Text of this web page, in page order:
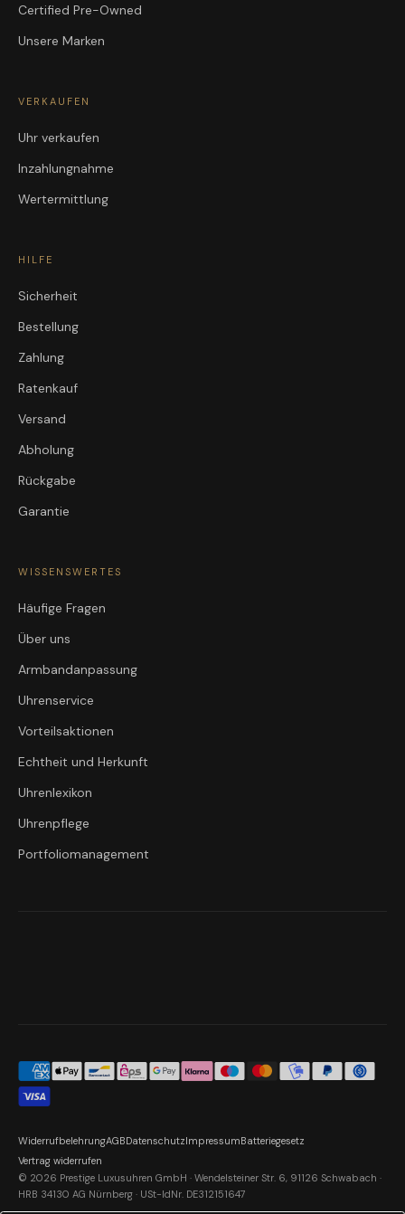
Certified Pre-Owned
Unsere Marken
VERKAUFEN
Uhr verkaufen
Inzahlungnahme
Wertermittlung
HILFE
Sicherheit
Bestellung
Zahlung
Ratenkauf
Versand
Abholung
Rückgabe
Garantie
WISSENSWERTES
Häufige Fragen
Über uns
Armbandanpassung
Uhrenservice
Vorteilsaktionen
Echtheit und Herkunft
Uhrenlexikon
Uhrenpflege
Portfoliomanagement
© 2026 Prestige Luxusuhren GmbH · Wendelsteiner Str. 6, 91126 Schwabach ·
HRB 34130 AG Nürnberg · USt-IdNr. DE312151647
WiderrufbelehrungAGBDatenschutzImpressumBatteriegesetz
Vertrag widerrufen